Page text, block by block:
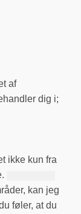
af
dig i;
ikke kun fra
kan jeg
føler, at du